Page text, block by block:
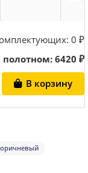
0 ₽
полотном:6420 ₽
В корзину